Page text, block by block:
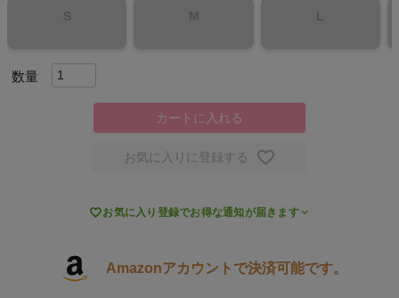
スポーツシューズ
S M L
カートに入れる
お気に入りに登録する
お気に入り登録でお得な通知が届きます
Amazonアカウントで決済可能です。